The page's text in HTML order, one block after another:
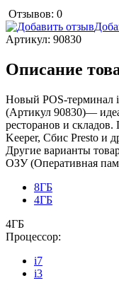
Отзывов: 0
Артикул: 90830
Описание
Новый POS-терминал
(Артикул 90830)—
ресторанов и
Keeper, Сбис Presto и
Другие варианты
ОЗУ (Оперативная
8ГБ
4ГБ
4ГБ
Процессор:
i7
i3